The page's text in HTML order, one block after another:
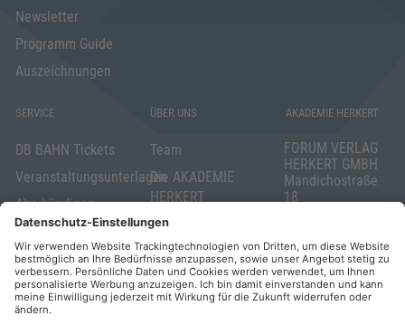
Newsletter
Programm Guide
Auszeichnungen
SERVICE
DB BAHN Tickets
Veranstaltungsunterlagen
Abo kündigen
Widerrufsrecht
für Verbraucher
Elektronischer
Geschäftsverkehr
ÜBER UNS
Team
Die AKADEMIE
HERKERT
FORUM VERLAG
HERKERT
Kontakt
AKADEMIE HERKERT
FORUM VERLAG
HERKERT GMBH
Mandichostraße
18
Telefon: +49
(0)8233 381-123
Telefax: +49
(0)8233 381-222
E-Mail: